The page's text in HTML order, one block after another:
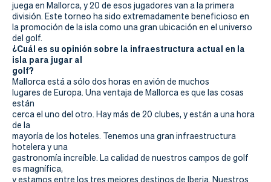
juega en Mallorca, y 20 de esos jugadores van a la primera
división. Este torneo ha sido extremadamente beneficioso en
la promoción de la isla como una gran ubicación en el universo
del golf.
¿Cuál es su opinión sobre la infraestructura actual en la
isla para jugar al
golf?
Mallorca está a sólo dos horas en avión de muchos
lugares de Europa. Una ventaja de Mallorca es que las cosas
están
cerca el uno del otro. Hay más de 20 clubes, y están a una hora
de la
mayoría de los hoteles. Tenemos una gran infraestructura
hotelera y una
gastronomía increíble. La calidad de nuestros campos de golf
es magnífica,
y estamos entre los tres mejores destinos de Iberia. Nuestros